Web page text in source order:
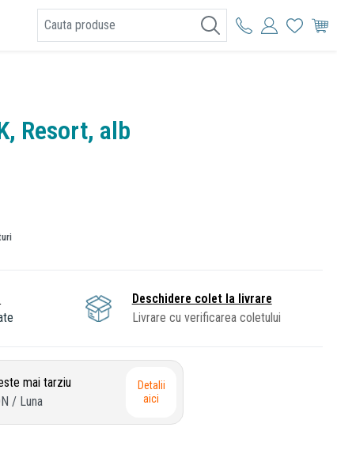
Resort, alb
Deschidere colet la livrare
Livrare cu verificarea coletului
mai tarziu
/ Luna
Detalii
aici